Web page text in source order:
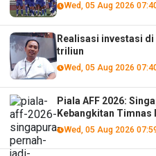
Wed, 05 Aug 2026
Realisasi investasi
triliun
Wed, 05 Aug 2026
Piala AFF 2026:
Kebangkitan Timnas
Wed, 05 Aug 2026